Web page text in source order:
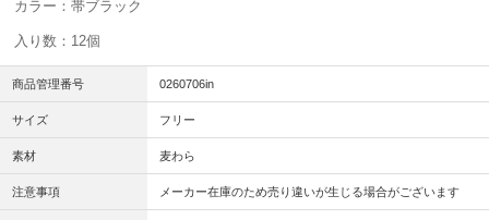
カラー：帯ブラック
入り数：12個
商品管理番号 0260706in
サイズ フリー
素材 麦わら
注意事項 メーカー在庫のため売り違いが生じる場合がございます